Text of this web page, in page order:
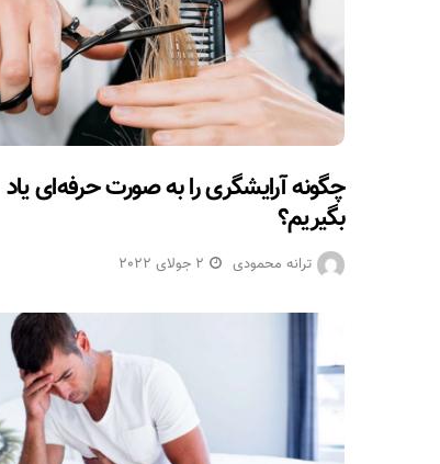
چگونه آرایشگری را به صورت حرفه‌ای یاد
بگیریم؟
ترانه محمودی 2 جولای 2022